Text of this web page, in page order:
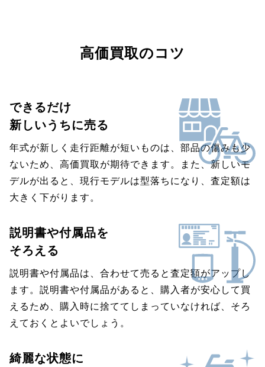
高価買取のコツ
できるだけ
新しいうちに売る
年式が新しく走行距離が短いものは、部品の傷みも少
ないため、高価買取が期待できます。また、新しいモ
デルが出ると、現行モデルは型落ちになり、査定額は
大きく下がります。
説明書や付属品を
そろえる
説明書や付属品は、合わせて売ると査定額がアップし
ます。説明書や付属品があると、購入者が安心して買
えるため、購入時に捨ててしまっていなければ、そろ
えておくとよいでしょう。
綺麗な状態に